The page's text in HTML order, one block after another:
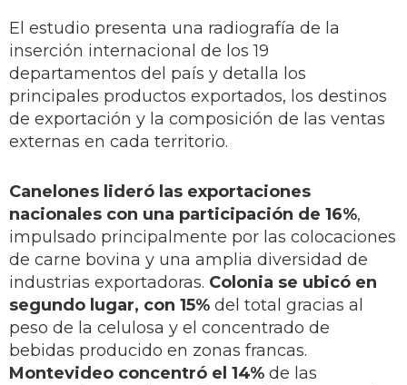
El estudio presenta una radiografía de la
inserción internacional de los 19
departamentos del país y detalla los
principales productos exportados, los destinos
de exportación y la composición de las ventas
externas en cada territorio.
Canelones lideró las exportaciones
nacionales con una participación de 16%,
impulsado principalmente por las colocaciones
de carne bovina y una amplia diversidad de
industrias exportadoras. Colonia se ubicó en
segundo lugar, con 15% del total gracias al
peso de la celulosa y el concentrado de
bebidas producido en zonas francas.
Montevideo concentró el 14% de las